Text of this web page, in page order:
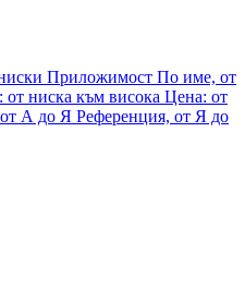
Приложимост По име, от
от ниска към висока Цена: от
А до Я Референция, от Я до